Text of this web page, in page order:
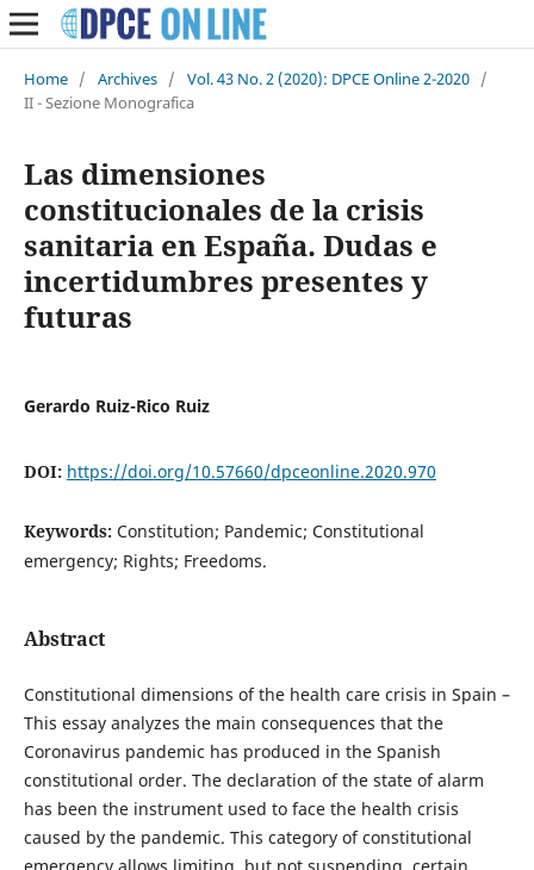
Home / Archives / Vol. 43 No. 2 (2020): DPCE Online 2-2020 /
II - Sezione Monografica
Las dimensiones
constitucionales de la crisis
sanitaria en España. Dudas e
incertidumbres presentes y
futuras
Gerardo Ruiz-Rico Ruiz
DOI: https://doi.org/10.57660/dpceonline.2020.970
Keywords: Constitution; Pandemic; Constitutional
emergency; Rights; Freedoms.
Abstract
Constitutional dimensions of the health care crisis in Spain –
This essay analyzes the main consequences that the
Coronavirus pandemic has produced in the Spanish
constitutional order. The declaration of the state of alarm
has been the instrument used to face the health crisis
caused by the pandemic. This category of constitutional